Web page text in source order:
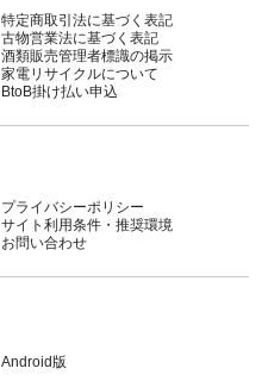
特定商取引法に基づく表記
古物営業法に基づく表記
酒類販売管理者標識の掲示
家電リサイクルについて
BtoB掛け払い申込
プライバシーポリシー
サイト利用条件・推奨環境
お問い合わせ
Android版